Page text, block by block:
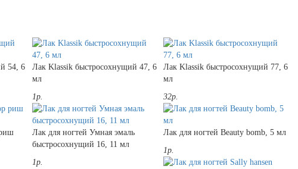
54, 6
Лак Klassik быстросохнущий 47, 6
мл
1р.
Лак Klassik быстросохнущий 77, 6
мл
32р.
Лак для ногтей Умная эмаль
быстросохнущий 16, 11 мл
1р.
Лак для ногтей Beauty bomb, 5 мл
1р.